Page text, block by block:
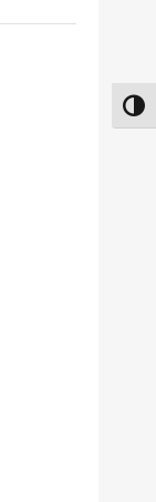
הפעל/כבה ניגודיות